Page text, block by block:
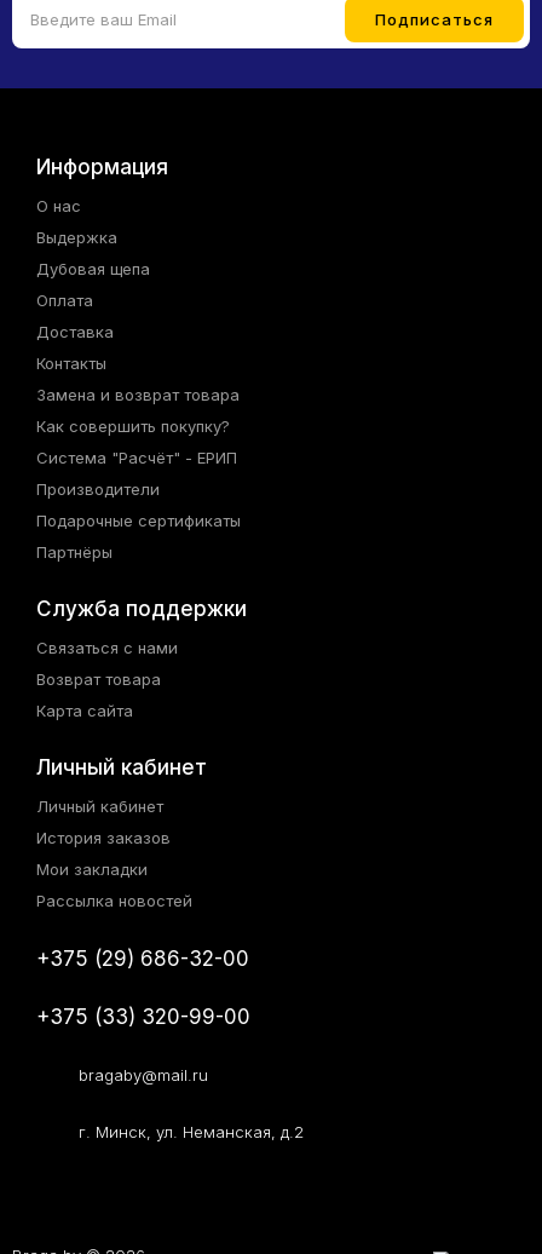
Информация
О нас
Выдержка
Дубовая щепа
Оплата
Доставка
Контакты
Замена и возврат товара
Как совершить покупку?
Система "Расчёт" - ЕРИП
Производители
Подарочные сертификаты
Партнёры
Служба поддержки
Связаться с нами
Возврат товара
Карта сайта
Личный кабинет
Личный кабинет
История заказов
Мои закладки
Рассылка новостей
+375 (29) 686-32-00
+375 (33) 320-99-00
bragaby@mail.ru
г. Минск, ул. Неманская, д.2